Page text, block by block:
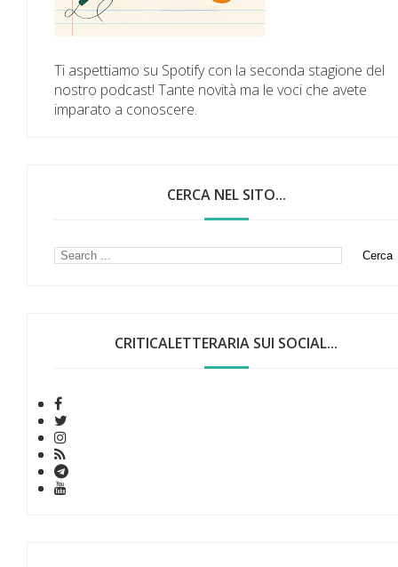
Ti aspettiamo su Spotify con la seconda stagione del
nostro podcast! Tante novità ma le voci che avete
imparato a conoscere.
CERCA NEL SITO...
CRITICALETTERARIA SUI SOCIAL...